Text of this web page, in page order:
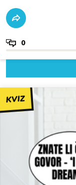
0
KVIZ